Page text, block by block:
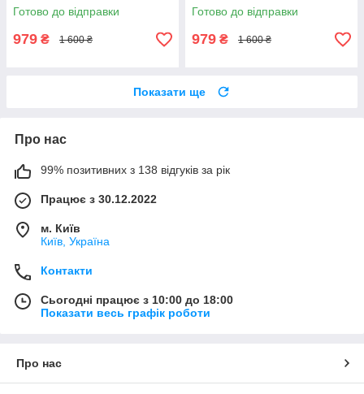
Готово до відправки
979 ₴ 1 600 ₴
Готово до відправки
979 ₴ 1 600 ₴
Показати ще
Про нас
99% позитивних з 138 відгуків за рік
Працює з 30.12.2022
м. Київ
Київ, Україна
Контакти
Сьогодні працює з 10:00 до 18:00
Показати весь графік роботи
Про нас